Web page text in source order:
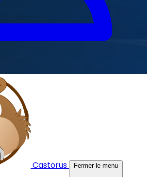
Castorus Fermer le menu